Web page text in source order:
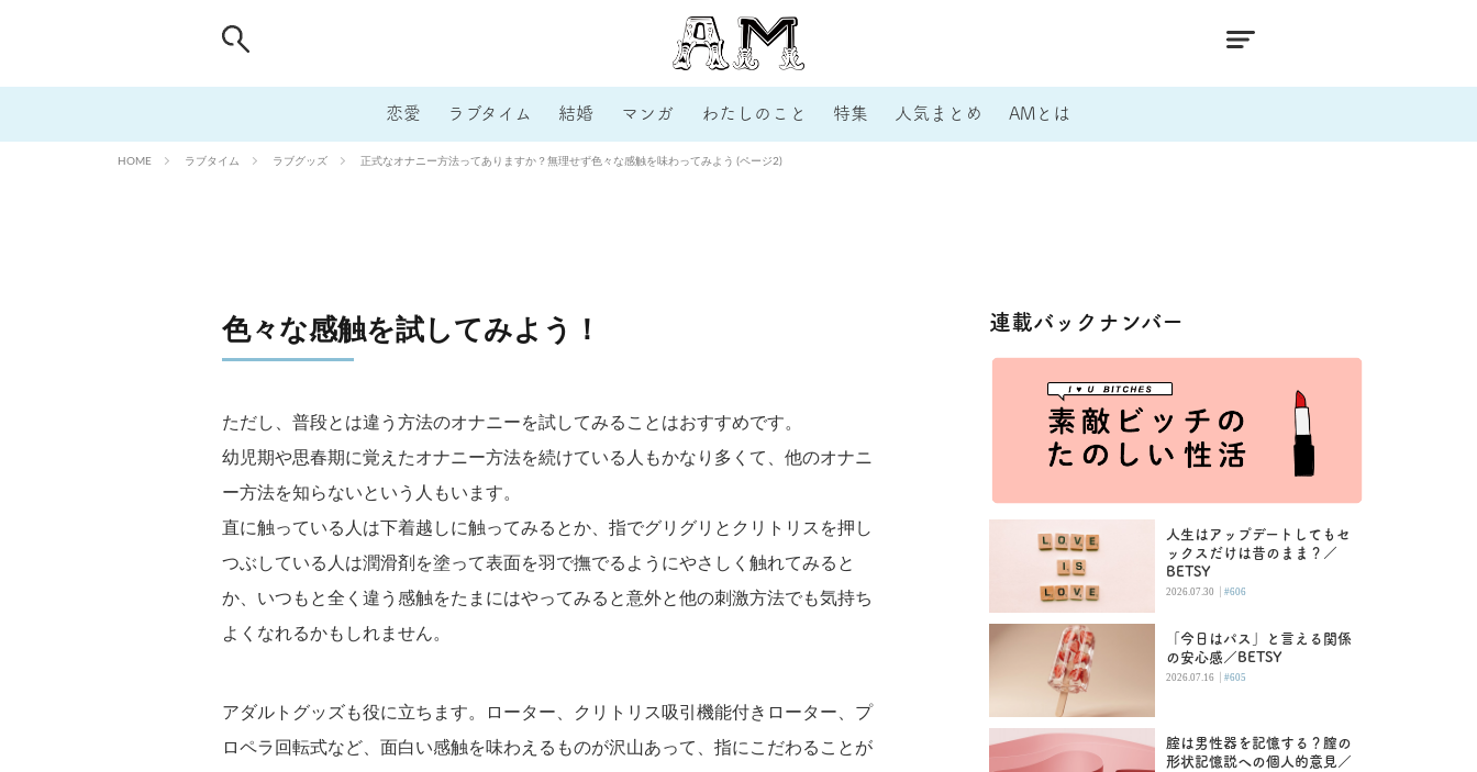
恋愛 ラブタイム 結婚 マンガ わたしのこと 特集 人気まとめ AMとは
HOME ラブタイム ラブグッズ 正式なオナニー方法ってありますか？無理せず色々な感触を味わってみよう (ページ2)
色々な感触を試してみよう！
ただし、普段とは違う方法のオナニーを試してみることはおすすめです。
幼児期や思春期に覚えたオナニー方法を続けている人もかなり多くて、他のオナニ
ー方法を知らないという人もいます。
直に触っている人は下着越しに触ってみるとか、指でグリグリとクリトリスを押し
つぶしている人は潤滑剤を塗って表面を羽で撫でるようにやさしく触れてみると
か、いつもと全く違う感触をたまにはやってみると意外と他の刺激方法でも気持ち
よくなれるかもしれません。
アダルトグッズも役に立ちます。ローター、クリトリス吸引機能付きローター、プ
ロペラ回転式など、面白い感触を味わえるものが沢山あって、指にこだわることが
連載バックナンバー
人生はアップデートしてもセ
ックスだけは昔のまま？／
BETSY
2026.07.30 | #606
「今日はパス」と言える関係
の安心感／BETSY
2026.07.16 | #605
腟は男性器を記憶する？膣の
形状記憶説への個人的意見／